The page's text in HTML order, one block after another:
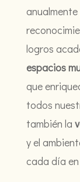
logros
espacios
que
todos
también la
y el
cada día